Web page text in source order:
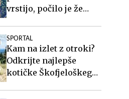
vrstijo, počilo je že
SPORTAL
Kam na izlet z otroki?
Odkrijte najlepše
kotičke Škofjeloškega